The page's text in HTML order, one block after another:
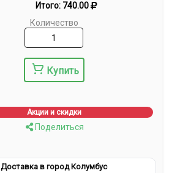
Итого: 740.00
Количество
Купить
Акции и скидки
Поделиться
Доставка в город Колумбус